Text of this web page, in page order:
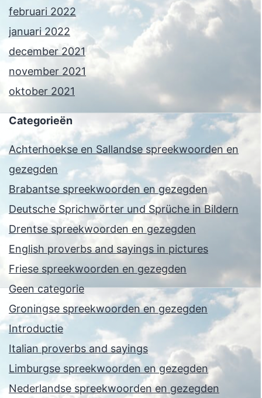
februari 2022
januari 2022
december 2021
november 2021
oktober 2021
Categorieën
Achterhoekse en Sallandse spreekwoorden en
gezegden
Brabantse spreekwoorden en gezegden
Deutsche Sprichwörter und Sprüche in Bildern
Drentse spreekwoorden en gezegden
English proverbs and sayings in pictures
Friese spreekwoorden en gezegden
Geen categorie
Groningse spreekwoorden en gezegden
Introductie
Italian proverbs and sayings
Limburgse spreekwoorden en gezegden
Nederlandse spreekwoorden en gezegden